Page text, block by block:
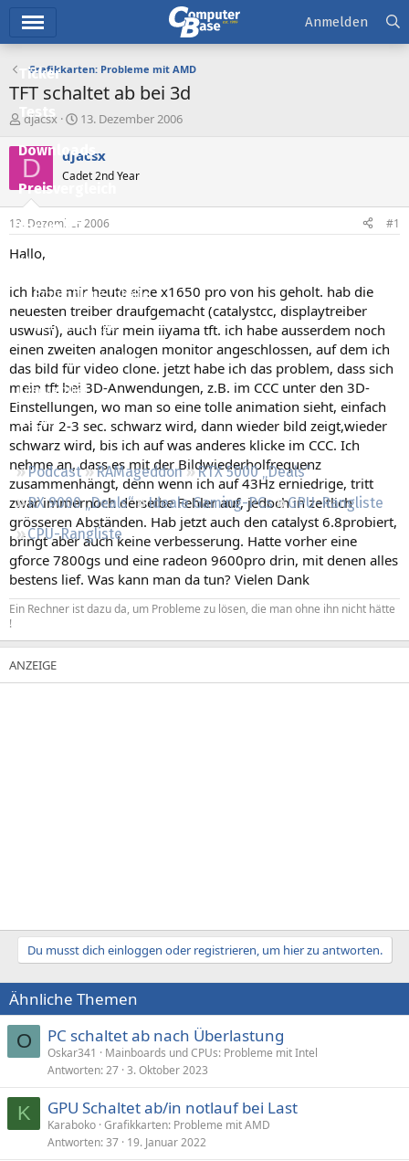
Ticker
Tests
Downloads
Preisvergleich
Forum
Aktuelles
Empfohlene Inhalte
Neue Beiträge
Neueste Aktivitäten
Leserartikel
Regeln
Podcast RAMageddon
RTX 5000 „Deals“
RX 9000 „Deals“
Ideale Gaming-PCs
GPU-Rangliste
CPU-Rangliste
Anmelden
Grafikkarten: Probleme mit AMD
TFT schaltet ab bei 3d
E
s
e
e
r
djacsx
E
s
t
e
t
13. Dezember 2006
D djacsx
Cadet 2nd Year
13. Dezember 2006 #1
Hallo,
ich habe mir heute eine x1650 pro von his geholt. hab die
neuesten treiber draufgemacht (catalystcc, displaytreiber
uswusf), auch für mein iiyama tft. ich habe ausserdem noch
einen zweiten analogen monitor angeschlossen, auf dem ich
das bild für video clone. jetzt habe ich das problem, dass sich
mein tft bei 3D-Anwendungen, z.B. im CCC unter den 3D-
Einstellungen, wo man so eine tolle animation sieht, einfach
mal für 2-3 sec. schwarz wird, dann wieder bild zeigt,wieder
schwarz wird, bis ich auf was anderes klicke im CCC. Ich
nehme an, dass es mit der Bildwiederholfrequenz
zusammenhängt, denn wenn ich auf 43Hz erniedrige, tritt
zwar immernoch derselbe Fehler auf, jedoch in zeitlich
grösseren Abständen. Hab jetzt auch den catalyst 6.8probiert,
bringt aber auch keine verbesserung. Hatte vorher eine
gforce 7800gs und eine radeon 9600pro drin, mit denen alles
bestens lief. Was kann man da tun? Vielen Dank
Ein Rechner ist dazu da, um Probleme zu lösen, die man ohne ihn nicht hätte
!
Du musst dich einloggen oder registrieren, um hier zu antworten.
Ähnliche Themen
O PC schaltet ab nach Überlastung
Oskar341
Mainboards und CPUs: Probleme mit Intel
Antworten 27 3. Oktober 2023
K GPU Schaltet ab/in notlauf bei Last
Karaboko Grafikkarten: Probleme mit AMD
Antworten 37 19. Januar 2022